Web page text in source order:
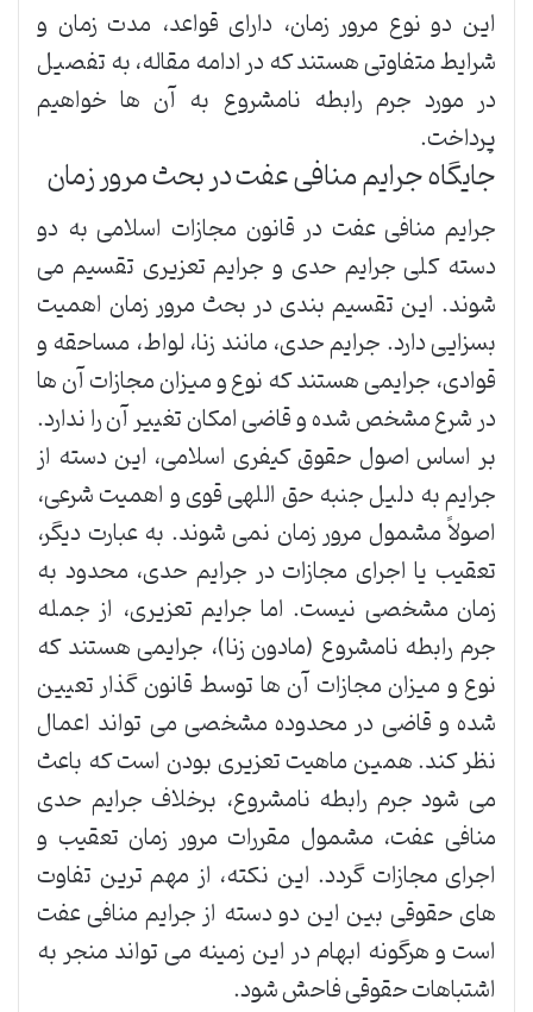
این دو نوع مرور زمان، دارای قواعد، مدت زمان و
شرایط متفاوتی هستند که در ادامه مقاله، به تفصیل
در مورد جرم رابطه نامشروع به آن ها خواهیم
پرداخت.
جایگاه جرایم منافی عفت در بحث مرور زمان
جرایم منافی عفت در قانون مجازات اسلامی به دو
دسته کلی جرایم حدی و جرایم تعزیری تقسیم می
شوند. این تقسیم بندی در بحث مرور زمان اهمیت
بسزایی دارد. جرایم حدی، مانند زنا، لواط، مساحقه و
قوادی، جرایمی هستند که نوع و میزان مجازات آن ها
در شرع مشخص شده و قاضی امکان تغییر آن را ندارد.
بر اساس اصول حقوق کیفری اسلامی، این دسته از
جرایم به دلیل جنبه حق اللهی قوی و اهمیت شرعی،
اصولاً مشمول مرور زمان نمی شوند. به عبارت دیگر،
تعقیب یا اجرای مجازات در جرایم حدی، محدود به
زمان مشخصی نیست. اما جرایم تعزیری، از جمله
جرم رابطه نامشروع (مادون زنا)، جرایمی هستند که
نوع و میزان مجازات آن ها توسط قانون گذار تعیین
شده و قاضی در محدوده مشخصی می تواند اعمال
نظر کند. همین ماهیت تعزیری بودن است که باعث
می شود جرم رابطه نامشروع، برخلاف جرایم حدی
منافی عفت، مشمول مقررات مرور زمان تعقیب و
اجرای مجازات گردد. این نکته، از مهم ترین تفاوت
های حقوقی بین این دو دسته از جرایم منافی عفت
است و هرگونه ابهام در این زمینه می تواند منجر به
اشتباهات حقوقی فاحش شود.